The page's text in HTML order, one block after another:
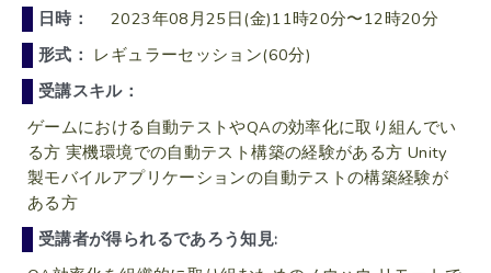
日時：
2023年08月25日(金)11時20分〜12時20分
形式： レギュラーセッション(60分)
受講スキル：
ゲームにおける自動テストやQAの効率化に取り組んでい
る方 実機環境での自動テスト構築の経験がある方 Unity
製モバイルアプリケーションの自動テストの構築経験が
ある方
受講者が得られるであろう知見: